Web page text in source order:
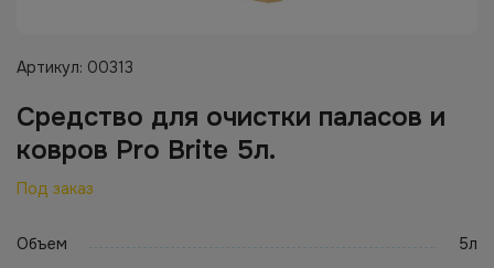
Артикул: 00313
Средство для очистки паласов и
ковров Pro Brite 5л.
Под заказ
Объем
5л